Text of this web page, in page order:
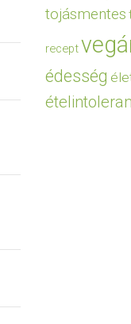
tojásmentes
recept
édesség